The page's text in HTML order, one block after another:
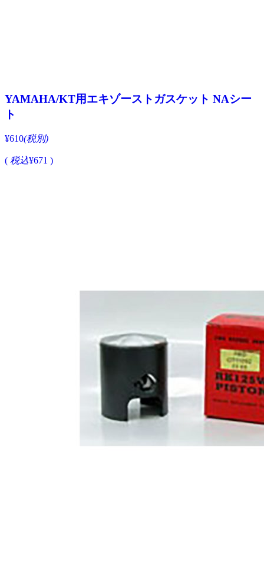
YAMAHA/KT用エキゾーストガスケット NAシー
ト
¥610(税別)
( 税込¥671 )